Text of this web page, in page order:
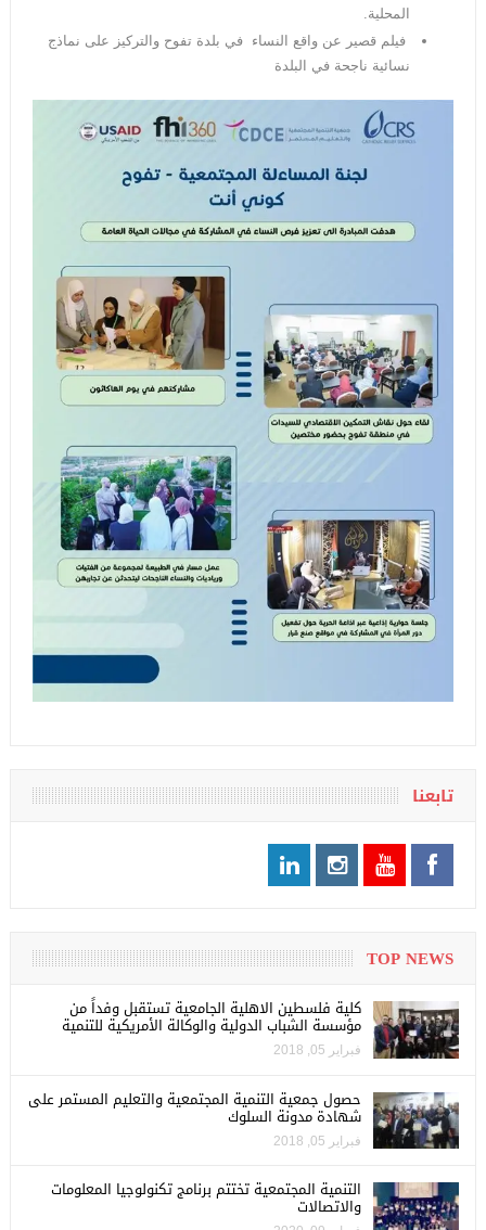
المحلية.
فيلم قصير عن واقع النساء في بلدة تفوح والتركيز على نماذج
نسائية ناجحة في البلدة
تابعنا
TOP NEWS
كلية فلسطين الاهلية الجامعية تستقبل وفداً من
مؤسسة الشباب الدولية والوكالة الأمريكية للتنمية
فبراير 05, 2018
حصول جمعية التنمية المجتمعية والتعليم المستمر على
شهادة مدونة السلوك
فبراير 05, 2018
التنمية المجتمعية تختتم برنامج تكنولوجيا المعلومات
والاتصالات